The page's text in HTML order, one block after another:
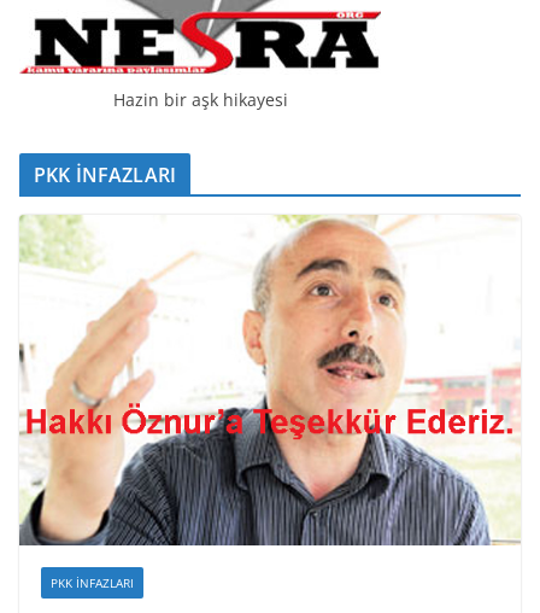
Hazin bir aşk hikayesi
PKK İNFAZLARI
PKK İNFAZLARI